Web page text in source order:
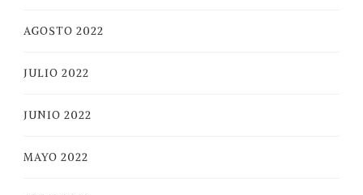
AGOSTO 2022
JULIO 2022
JUNIO 2022
MAYO 2022